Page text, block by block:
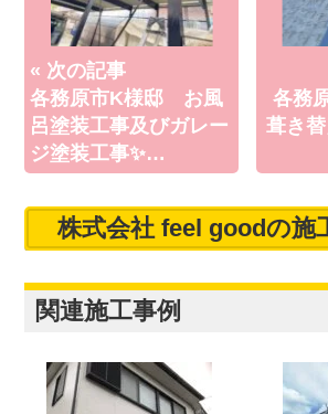
« 次の記事
各務原市K様邸 お風
呂塗装工事及びガレー
ジ塗装工事✨…
各務
葺き
株式会社 feel goodの施
関連施工事例